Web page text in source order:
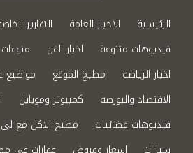
الرئيسية الاخبار العامة التقارير
فيديوهات متنوعة
اخبار الفن
اخبار الرياضة
مطبخ الموقع
مواضيع
الاقتصاد والبورصة
كمبيوتر وموبايل
فيديوهات فضائيات
مطبخ الاكل مع